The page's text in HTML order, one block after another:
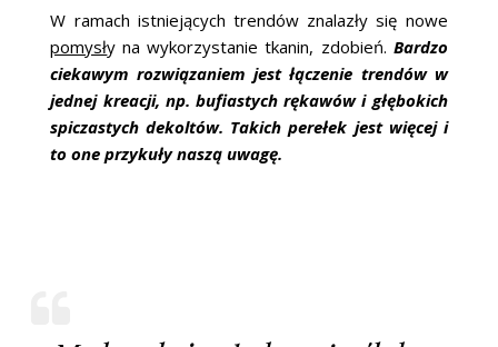
W ramach istniejących trendów znalazły się nowe
pomysły na wykorzystanie tkanin, zdobień. Bardzo
ciekawym rozwiązaniem jest łączenie trendów w
jednej kreacji, np. bufiastych rękawów i głębokich
spiczastych dekoltów. Takich perełek jest więcej i
to one przykuły naszą uwagę.